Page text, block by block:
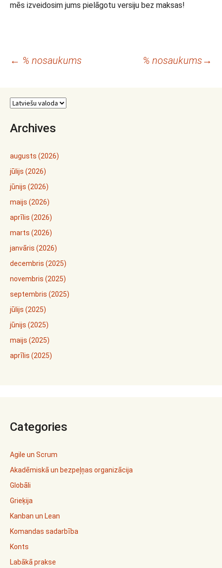
mēs izveidosim jums pielāgotu versiju bez maksas!
Rakstu
← % nosaukums % nosaukums →
Archives
augusts (2026)
jūlijs (2026)
jūnijs (2026)
maijs (2026)
aprīlis (2026)
marts (2026)
janvāris (2026)
decembris (2025)
novembris (2025)
septembris (2025)
jūlijs (2025)
jūnijs (2025)
maijs (2025)
aprīlis (2025)
Categories
Agile un Scrum
Akadēmiskā un bezpeļņas organizācija
Globāli
Grieķija
Kanban un Lean
Komandas sadarbība
Konts
Labākā prakse